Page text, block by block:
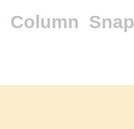
Column Snap